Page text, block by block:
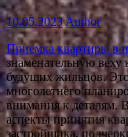
10.05.2023Author
Приемка квартиры в
знаменательную веху
будущих жильцов.
многолетнего
внимания к деталям.
аспекты принятия
застройщика,